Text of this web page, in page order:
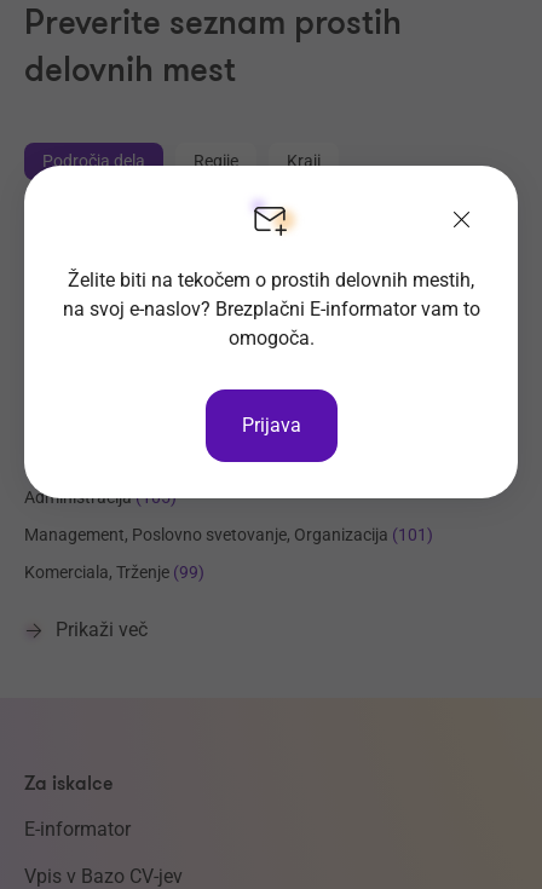
Preverite seznam prostih
delovnih mest
Področja dela Regije Kraji
Tehnične storitve, Mehanika(334)
Trgovina (231)
Transport, Nabava, Logistika (207)
Prehrambena industrija, Živilstvo (144)
Elektrotehnika, Elektronika, Telekomunikacije
Administracija(105)
Management, Poslovno svetovanje, Organizacija (101)
Komerciala, Trženje (99)
Prikaži več
Za iskalce
E-informator
Vpis v Bazo CV-jev
Želite biti na tekočem o prostih delovnih mestih,
na svoj e-naslov? Brezplačni E-informator vam to
omogoča.
Prijava